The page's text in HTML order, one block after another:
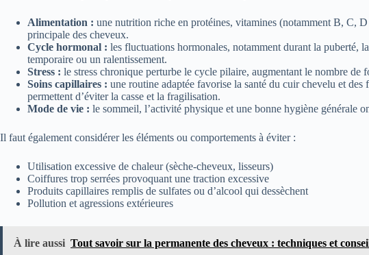
Alimentation : une nutrition riche en protéines, vitamines (notamment B, C,
principale des cheveux.
Cycle hormonal : les fluctuations hormonales, notamment durant la puberté,
temporaire ou un ralentissement.
Stress : le stress chronique perturbe le cycle pilaire, augmentant le nombre de
Soins capillaires : une routine adaptée favorise la santé du cuir chevelu et
permettent d’éviter la casse et la fragilisation.
Mode de vie : le sommeil, l’activité physique et une bonne hygiène générale
Il faut également considérer les éléments ou comportements à éviter :
Utilisation excessive de chaleur (sèche-cheveux, lisseurs)
Coiffures trop serrées provoquant une traction excessive
Produits capillaires remplis de sulfates ou d’alcool qui dessèchent
Pollution et agressions extérieures
À lire aussi Tout savoir sur la permanente des cheveux : techniques et